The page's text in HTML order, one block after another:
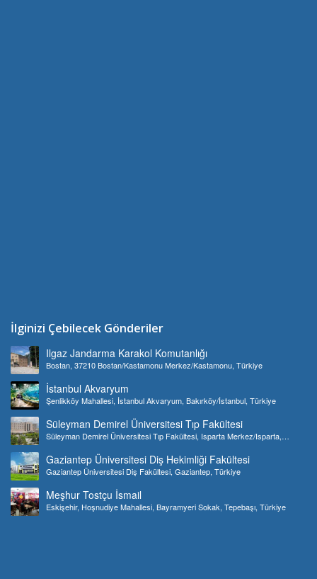
İlginizi Çebilecek Gönderiler
Ilgaz Jandarma Karakol Komutanlığı
Bostan, 37210 Bostan/Kastamonu Merkez/Kastamonu, Türkiye
İstanbul Akvaryum
Şenlikköy Mahallesi, İstanbul Akvaryum, Bakırköy/İstanbul, Türkiye
Süleyman Demirel Üniversitesi Tıp Fakültesi
Süleyman Demirel Üniversitesi Tıp Fakültesi, Isparta Merkez/Isparta,
Gaziantep Üniversitesi Diş Hekimliği Fakültesi
Gaziantep Üniversitesi Diş Fakültesi, Gaziantep, Türkiye
Meşhur Tostçu İsmail
Eskişehir, Hoşnudiye Mahallesi, Bayramyeri Sokak, Tepebaşı, Türkiye